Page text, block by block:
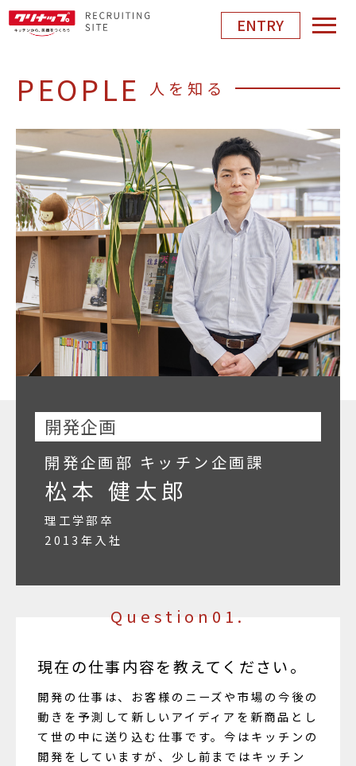
ENTRY
PEOPLE 人を知る
開発企画
開発企画部 キッチン企画課
松本 健太郎
理工学部卒
2013年入社
Question01.
現在の仕事内容を教えてください。
開発の仕事は、お客様のニーズや市場の今後の
動きを予測して新しいアイディアを新商品とし
て世の中に送り込む仕事です。今はキッチンの
開発をしていますが、少し前まではキッチン